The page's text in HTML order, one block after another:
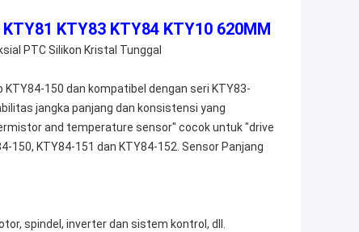
KTY83 KTY84 KTY10 620MM
PTC Silikon Kristal Tunggal
150 dan kompatibel dengan seri KTY83-
jangka panjang dan konsistensi yang
and temperature sensor" cocok untuk "drive
KTY84-151 dan KTY84-152. Sensor Panjang
spindel, inverter dan sistem kontrol, dll.